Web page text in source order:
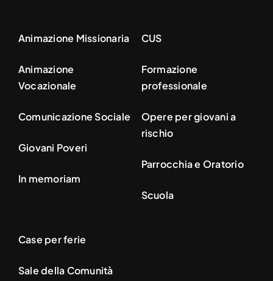
Animazione Missionaria
Animazione
Vocazionale
Comunicazione Sociale
Giovani Poveri
In memoriam
CUS
Formazione
professionale
Opere per giovani a
rischio
Parrocchia e Oratorio
Scuola
Case per ferie
Sale della Comunità